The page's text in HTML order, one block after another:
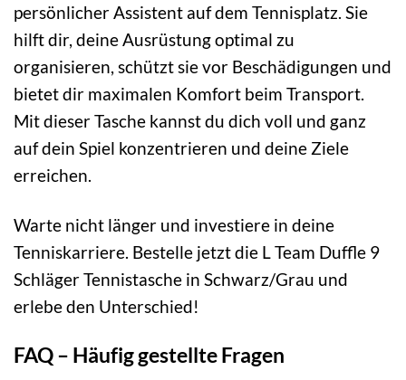
persönlicher Assistent auf dem Tennisplatz. Sie
hilft dir, deine Ausrüstung optimal zu
organisieren, schützt sie vor Beschädigungen und
bietet dir maximalen Komfort beim Transport.
Mit dieser Tasche kannst du dich voll und ganz
auf dein Spiel konzentrieren und deine Ziele
erreichen.
Warte nicht länger und investiere in deine
Tenniskarriere. Bestelle jetzt die L Team Duffle 9
Schläger Tennistasche in Schwarz/Grau und
erlebe den Unterschied!
FAQ – Häufig gestellte Fragen